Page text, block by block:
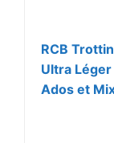
RCB
Ultra
Ados et